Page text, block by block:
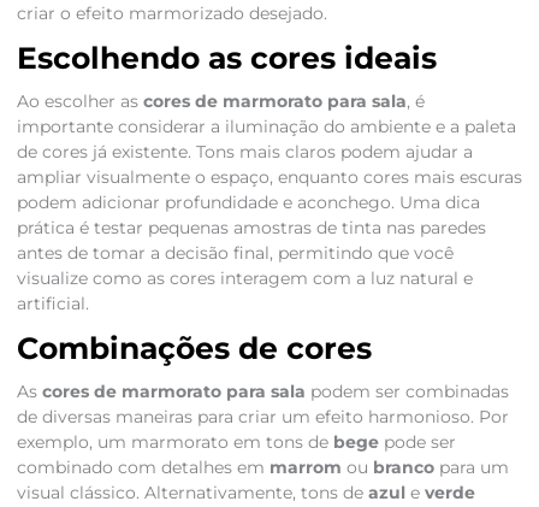
criar o efeito marmorizado desejado.
Escolhendo as cores ideais
Ao escolher as cores de marmorato para sala, é
importante considerar a iluminação do ambiente e a paleta
de cores já existente. Tons mais claros podem ajudar a
ampliar visualmente o espaço, enquanto cores mais escuras
podem adicionar profundidade e aconchego. Uma dica
prática é testar pequenas amostras de tinta nas paredes
antes de tomar a decisão final, permitindo que você
visualize como as cores interagem com a luz natural e
artificial.
Combinações de cores
As cores de marmorato para sala podem ser combinadas
de diversas maneiras para criar um efeito harmonioso. Por
exemplo, um marmorato em tons de begepode ser
combinado com detalhes em marrom ou brancopara um
visual clássico. Alternativamente, tons de azul e verde